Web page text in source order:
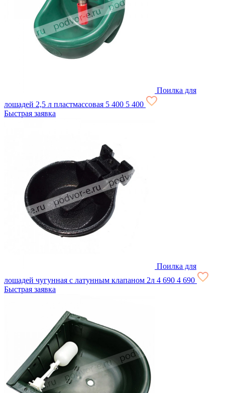
Поилка для
лошадей 2,5 л пластмассовая 5 400 5 400
Быстрая заявка
Поилка для
лошадей чугунная с латунным клапаном 2л 4 690 4 690
Быстрая заявка